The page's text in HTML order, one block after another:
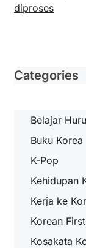
diproses
Categories
Belajar
Buku Korea
K-Pop
Kehidupan
Kerja ke
Korean First
Kosakata